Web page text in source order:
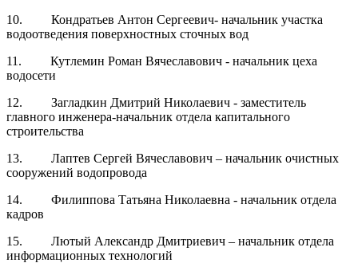
10. Кондратьев Антон Сергеевич- начальник участка
водоотведения поверхностных сточных вод
11. Кутлемин Роман Вячеславович - начальник цеха
водосети
12. Загладкин Дмитрий Николаевич - заместитель
главного инженера-начальник отдела капитального
строительства
13. Лаптев Сергей Вячеславович – начальник очистных
сооружений водопровода
14. Филиппова Татьяна Николаевна - начальник отдела
кадров
15. Лютый Александр Дмитриевич – начальник отдела
информационных технологий